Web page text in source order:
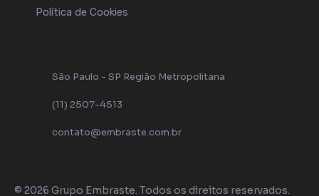
Política de Cookies
São Paulo - SP Região Metropolitana
(11) 2507-4513
contato@embraste.com.br
© 2026 Grupo Embraste. Todos os direitos reservados.